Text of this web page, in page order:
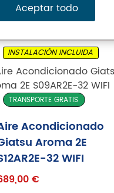
INSTALACIÓN INCLUIDA
TRANSPORTE GRATIS
Acondicionado
Aroma 2E
32 WIFI
€
Aceptar todo